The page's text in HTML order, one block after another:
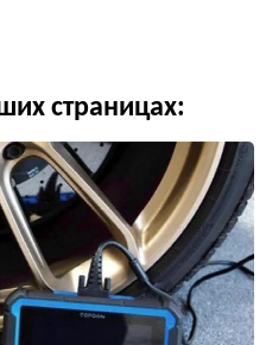
страницах: